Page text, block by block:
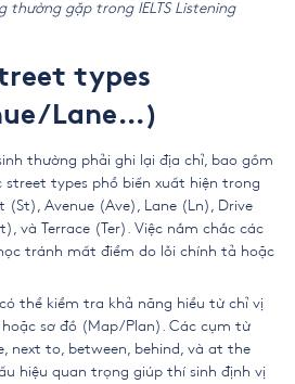
thường gặp trong IELTS Listening
types
Lane…)
sinh thường phải ghi lại địa chỉ, bao gồm
street types phổ biến xuất hiện trong
(St), Avenue (Ave), Lane (Ln), Drive
và Terrace (Ter). Việc nắm chắc các
tránh mất điểm do lỗi chính tả hoặc
thể kiểm tra khả năng hiểu từ chỉ vị
sơ đồ (Map/Plan). Các cụm từ
next to, between, behind, và at the
hiệu quan trọng giúp thí sinh định vị